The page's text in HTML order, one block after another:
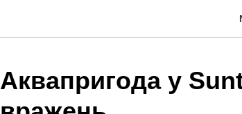
Аквапригода у